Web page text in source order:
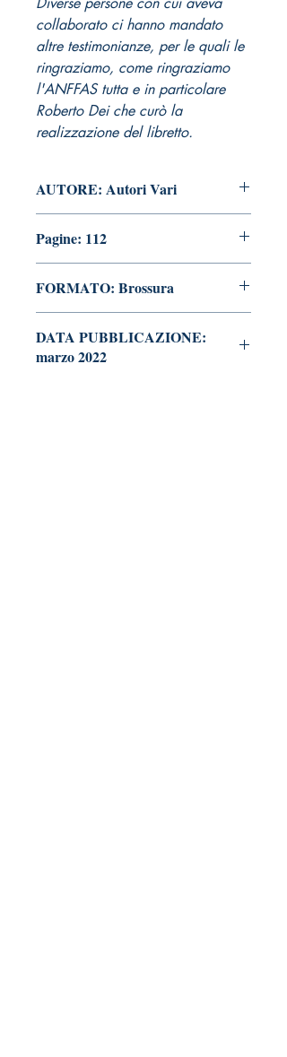
collaborato ci hanno mandato
altre testimonianze, per le quali le
ringraziamo, come ringraziamo
l'ANFFAS tutta e in particolare
Roberto Dei che curò la
realizzazione del libretto.
AUTORE: Autori Vari
Pagine: 112
FORMATO: Brossura
DATA PUBBLICAZIONE:
marzo 2022